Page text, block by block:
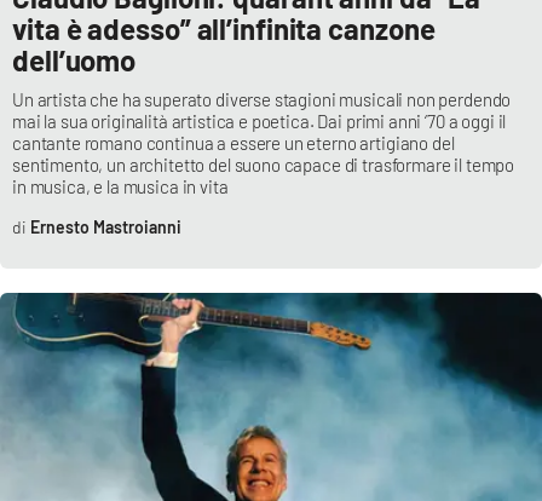
SPECIALI
Buona Sanità Calabria
LA
CALABRIAVISIONE
Food
Storie
vita è adesso” all’infinita canzone
dell’uomo
Un artista che ha superato diverse stagioni musicali non perdendo
mai la sua originalità artistica e poetica. Dai primi anni ‘70 a oggi il
cantante romano continua a essere un eterno artigiano del
sentimento, un architetto del suono capace di trasformare il tempo
in musica, e la musica in vita
Ernesto Mastroianni